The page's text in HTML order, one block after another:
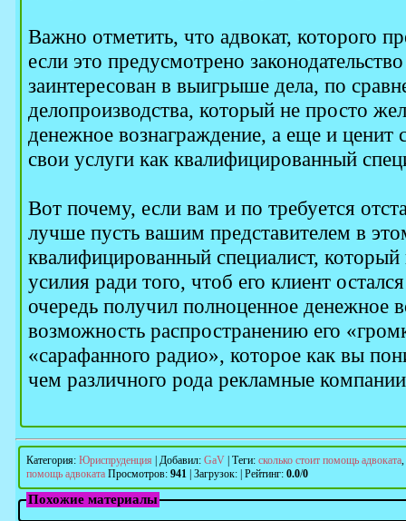
Важно отметить, что адвокат, которого
если это предусмотрено
заинтересован в выигрыше дела, по
делопроизводства, который не просто
денежное вознаграждение, а еще и ценит
свои услуги как квалифицированный
Вот почему, если вам и по требуется
лучше пусть вашим представителем в
квалифицированный специалист, который
усилия ради того, чтоб его клиент
очередь получил полноценное денежное
возможность распространению его
«сарафанного радио», которое как вы
чем различного рода рекламные
Категория: Юриспруденция Добавил: GaV Теги: сколько стоит помощь адвоката,
помощь адвоката Просмотров: 941 Загрузок: Рейтинг: 0.0/0
Похожие материалы